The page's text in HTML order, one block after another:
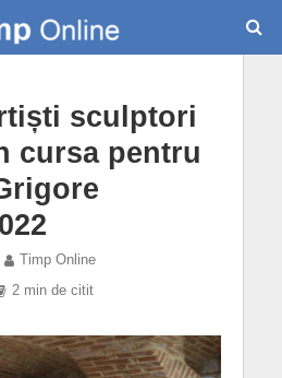
sculptori
cursa pentru
Timp Online
2 min de citit